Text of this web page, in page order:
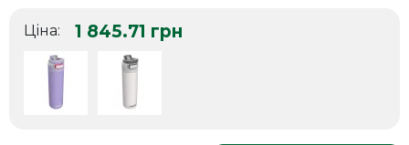
Ціна: 1 845.71 грн